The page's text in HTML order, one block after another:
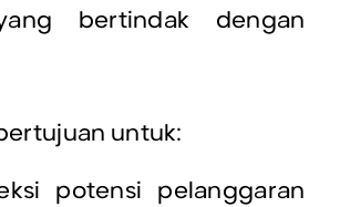
bertindak dengan
untuk:
potensi pelanggaran